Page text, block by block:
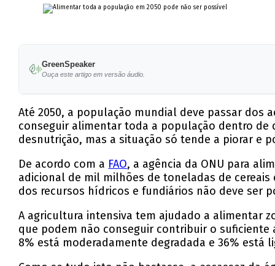
GreenSpeaker
Ouça este artigo em versão áudio.
Até 2050, a população mundial deve passar
conseguir alimentar toda a população dentro de
desnutrição, mas a situação só tende a piorar e
De acordo com a FAO, a agência da ONU para
adicional de mil milhões de toneladas de
dos recursos hídricos e fundiários não deve ser
A agricultura intensiva tem ajudado a alimentar
que podem não conseguir contribuir o
8% está moderadamente degradada e 36% está